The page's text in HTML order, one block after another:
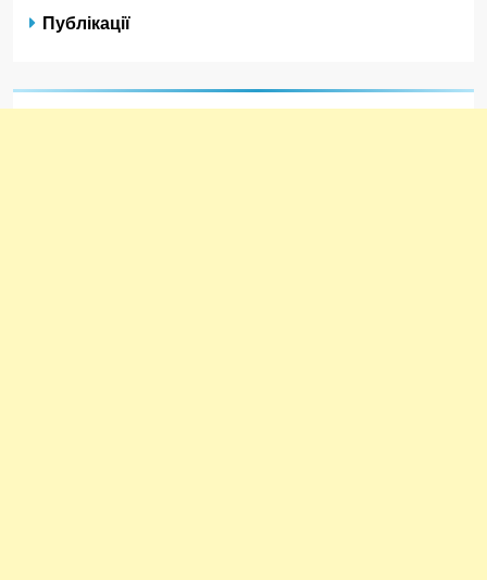
Публікації